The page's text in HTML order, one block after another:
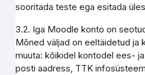
sooritada teste ega esitada
3.2. Iga Moodle konto on
Mõned väljad on eeltäidetud ja
muuta: kõikidel kontodel ees-
posti aadress, TTK